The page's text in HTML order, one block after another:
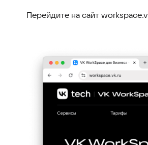
Перейдите на сайт